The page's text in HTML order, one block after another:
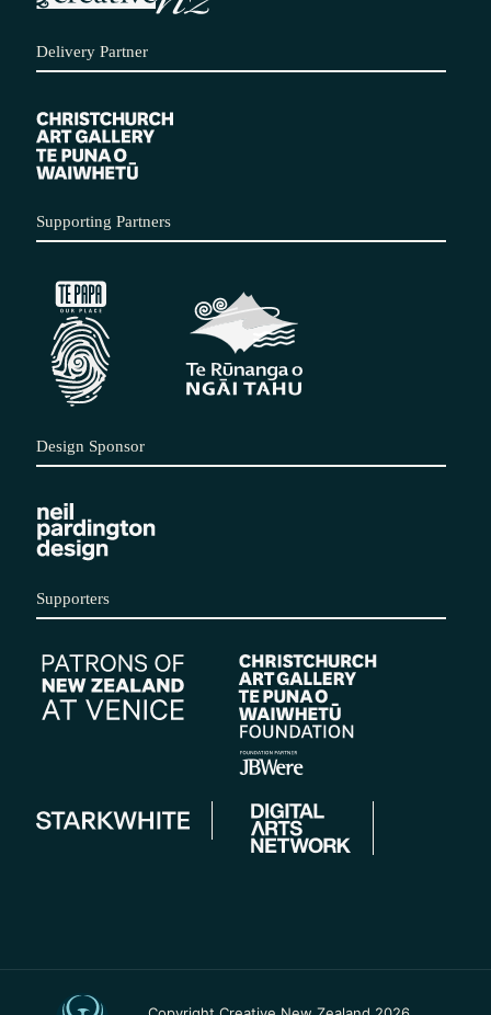
Delivery Partner
Supporting Partners
Design Sponsor
Supporters